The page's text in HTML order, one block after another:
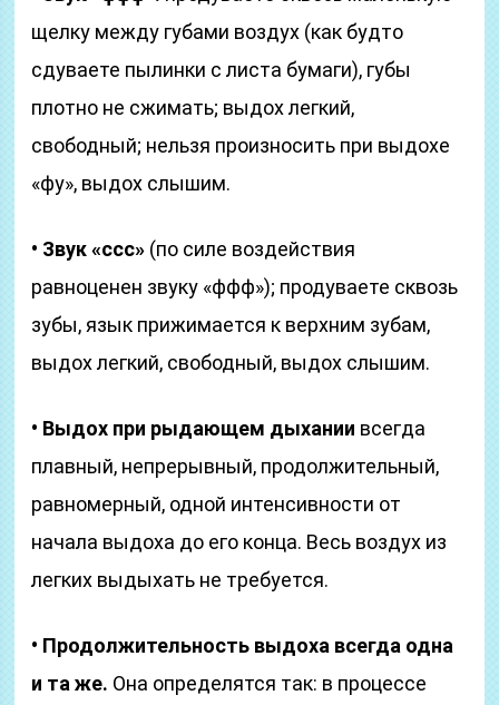
щелку между губами воздух (как будто
сдуваете пылинки с листа бумаги), губы
плотно не сжимать; выдох легкий,
свободный; нельзя произносить при выдохе
«фу», выдох слышим.
• Звук «ссс» (по силе воздействия
равноценен звуку «ффф»); продуваете сквозь
зубы, язык прижимается к верхним зубам,
выдох легкий, свободный, выдох слышим.
• Выдох при рыдающем дыхании всегда
плавный, непрерывный, продолжительный,
равномерный, одной интенсивности от
начала выдоха до его конца. Весь воздух из
легких выдыхать не требуется.
• Продолжительность выдоха всегда одна
и та же. Она определятся так: в процессе